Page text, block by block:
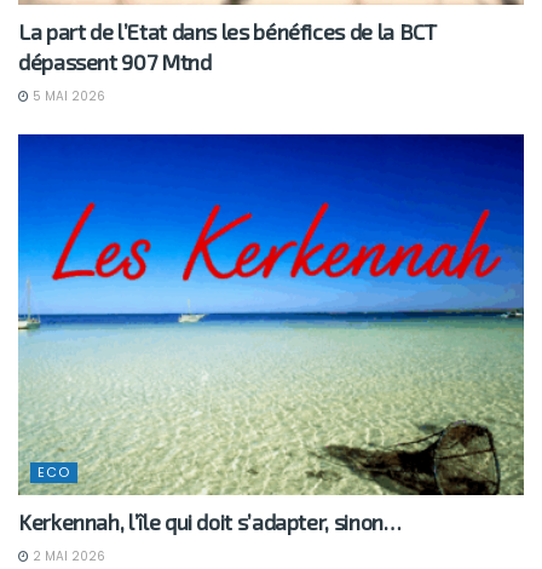
La part de l’Etat dans les bénéfices de la BCT
dépassent 907 Mtnd
5 MAI 2026
ECO
Kerkennah, l’île qui doit s’adapter, sinon…
2 MAI 2026